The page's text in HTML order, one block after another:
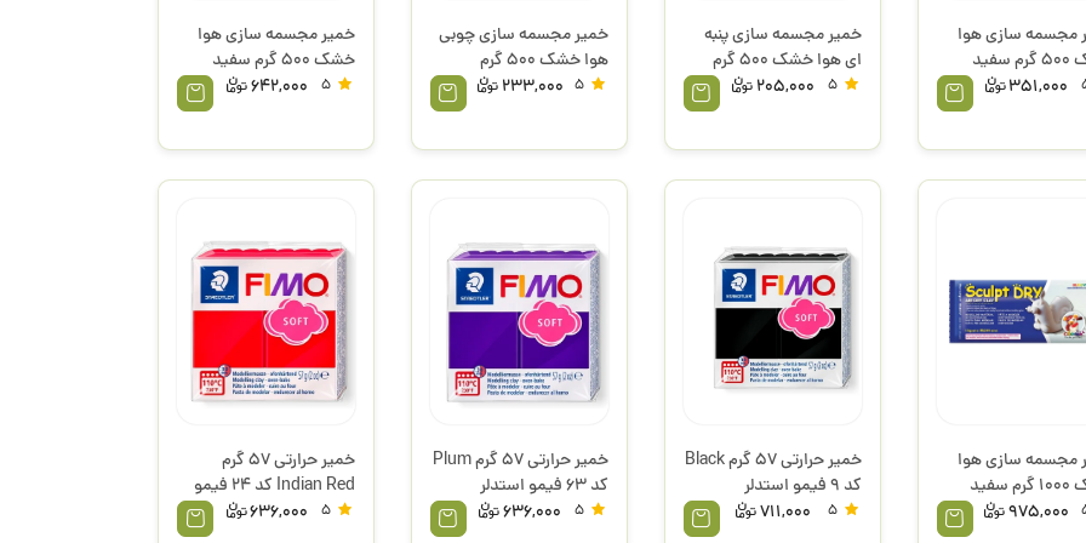
مجسمه سازی هوا
خشک 500 گرم سفید
351,000
خمیر مجسمه سازی پنبه
ای هوا خشک 500 گرم
شاکورد
5
205,000
خمیر مجسمه سازی چوبی
هوا خشک 500 گرم
شاکورد
5
233,000
خمیر مجسمه سازی هوا
خشک 500 گرم سفید
داس 642,000
مجسمه سازی هوا
خشک 1000 گرم سفید
975,000
خمیر حرارتی 57 گرم Black
کد 9 فیمو استدلر
5
711,000
خمیر حرارتی 57 گرم Plum
کد 63 فیمو استدلر
5
636,000
خمیر حرارتی 57 گرم
Indian Red کد 24 فیمو
استدلر 636,000